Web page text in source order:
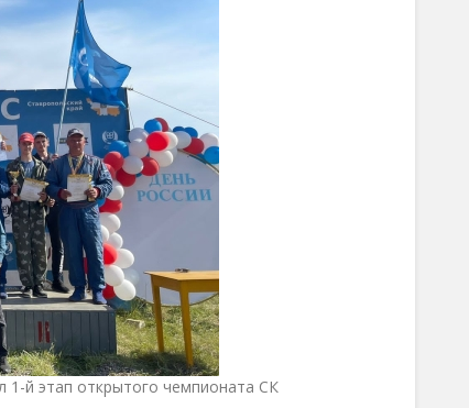
1-й этап открытого чемпионата СК